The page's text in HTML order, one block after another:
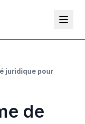
juridique pour
de